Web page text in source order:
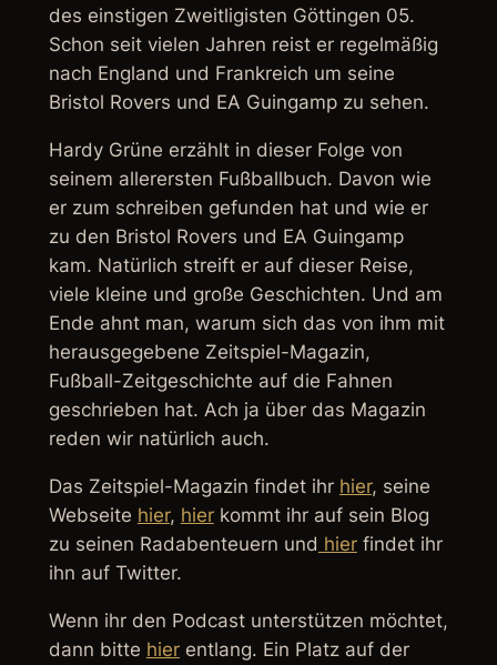
des einstigen Zweitligisten Göttingen 05.
Schon seit vielen Jahren reist er regelmäßig
nach England und Frankreich um seine
Bristol Rovers und EA Guingamp zu sehen.
Hardy Grüne erzählt in dieser Folge von
seinem allerersten Fußballbuch. Davon wie
er zum schreiben gefunden hat und wie er
zu den Bristol Rovers und EA Guingamp
kam. Natürlich streift er auf dieser Reise,
viele kleine und große Geschichten. Und am
Ende ahnt man, warum sich das von ihm mit
herausgegebene Zeitspiel-Magazin,
Fußball-Zeitgeschichte auf die Fahnen
geschrieben hat. Ach ja über das Magazin
reden wir natürlich auch.
Das Zeitspiel-Magazin findet ihr hier, seine
Webseite hier, hierkommt ihr auf sein Blog
zu seinen Radabenteuern und hierfindet ihr
ihn auf Twitter.
Wenn ihr den Podcast unterstützen möchtet,
dann bitte hierentlang. Ein Platz auf der